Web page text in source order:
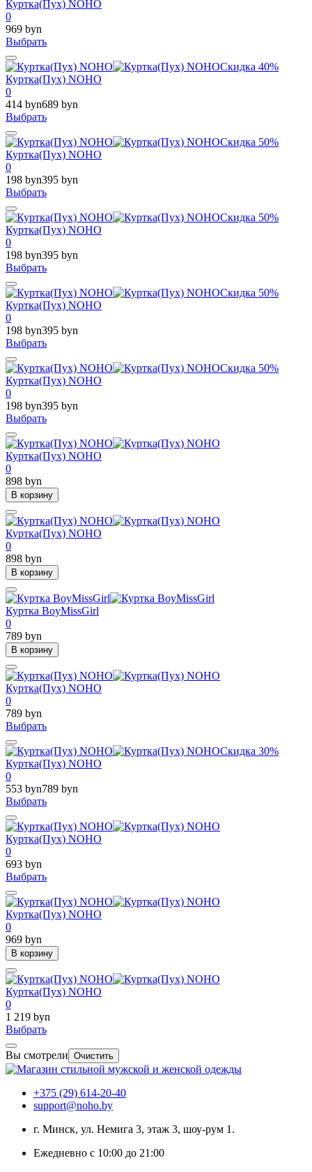
Куртка(Пух) NOHO
0
969 byn
Выбрать
Скидка 40%
Куртка(Пух) NOHO
0
414 byn689 byn
Выбрать
Скидка 50%
Куртка(Пух) NOHO
0
198 byn395 byn
Выбрать
Скидка 50%
Куртка(Пух) NOHO
0
198 byn395 byn
Выбрать
Скидка 50%
Куртка(Пух) NOHO
0
198 byn395 byn
Выбрать
Скидка 50%
Куртка(Пух) NOHO
0
198 byn395 byn
Выбрать
Куртка(Пух) NOHO
0
898 byn
В корзину
Куртка(Пух) NOHO
0
898 byn
В корзину
Куртка BoyMissGirl
0
789 byn
В корзину
Куртка(Пух) NOHO
0
789 byn
Выбрать
Скидка 30%
Куртка(Пух) NOHO
0
553 byn789 byn
Выбрать
Куртка(Пух) NOHO
0
693 byn
Выбрать
Куртка(Пух) NOHO
0
969 byn
В корзину
Куртка(Пух) NOHO
0
1 219 byn
Выбрать
Вы смотрели Очистить
+375 (29) 614-20-40
support@noho.by
г. Минск, ул. Немига 3, этаж 3, шоу-рум 1.
Ежедневно с 10:00 до 21:00